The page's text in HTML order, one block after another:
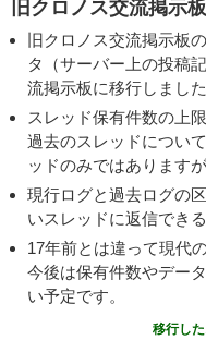
旧クロノス交流掲示
旧クロノス交流掲示板
タ（サーバー上の投稿
流掲示板に移行しました
スレッド保有件数の上
過去のスレッドについ
ッドのみではあります
現行ログと過去ログの
いスレッドに返信でき
17年前とは違って現代
今後は保有件数やデー
い予定です。
移行し